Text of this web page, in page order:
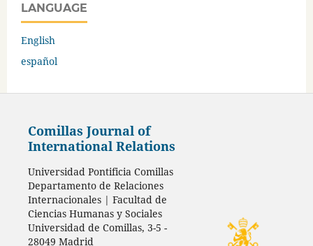
LANGUAGE
English
español
Comillas Journal of
International Relations
Universidad Pontificia Comillas
Departamento de Relaciones
Internacionales | Facultad de
Ciencias Humanas y Sociales
Universidad de Comillas, 3-5 -
28049 Madrid